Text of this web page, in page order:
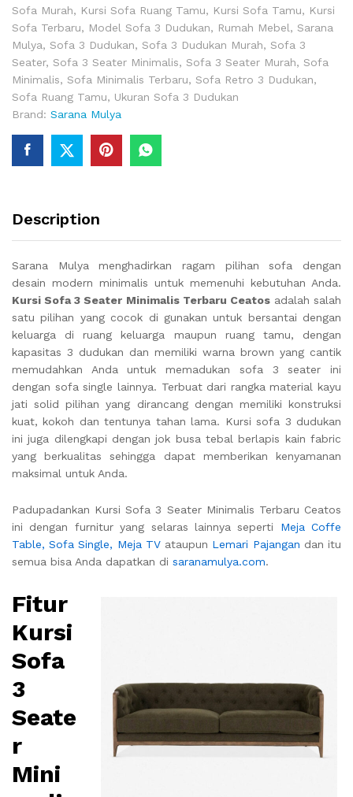
Sofa Murah, Kursi Sofa Ruang Tamu, Kursi Sofa Tamu, Kursi
Sofa Terbaru, Model Sofa 3 Dudukan, Rumah Mebel, Sarana
Mulya, Sofa 3 Dudukan, Sofa 3 Dudukan Murah, Sofa 3
Seater, Sofa 3 Seater Minimalis, Sofa 3 Seater Murah, Sofa
Minimalis, Sofa Minimalis Terbaru, Sofa Retro 3 Dudukan,
Sofa Ruang Tamu, Ukuran Sofa 3 Dudukan
Brand: Sarana Mulya
Description
Sarana Mulya menghadirkan ragam pilihan sofa dengan
desain modern minimalis untuk memenuhi kebutuhan Anda.
Kursi Sofa 3 Seater Minimalis Terbaru Ceatosadalah salah
satu pilihan yang cocok di gunakan untuk bersantai dengan
keluarga di ruang keluarga maupun ruang tamu, dengan
kapasitas 3 dudukan dan memiliki warna brown yang cantik
memudahkan Anda untuk memadukan sofa 3 seater ini
dengan sofa single lainnya. Terbuat dari rangka material kayu
jati solid pilihan yang dirancang dengan memiliki konstruksi
kuat, kokoh dan tentunya tahan lama. Kursi sofa 3 dudukan
ini juga dilengkapi dengan jok busa tebal berlapis kain fabric
yang berkualitas sehingga dapat memberikan kenyamanan
maksimal untuk Anda.
Padupadankan Kursi Sofa 3 Seater Minimalis Terbaru Ceatos
ini dengan furnitur yang selaras lainnya seperti Meja Coffe
Table, Sofa Single, Meja TVataupun Lemari Pajangan dan itu
semua bisa Anda dapatkan di saranamulya.com.
Fitur
Kursi
Sofa
3
Seate
r
Mini